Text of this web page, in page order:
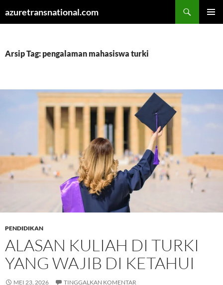
azuretransnational.com
Arsip Tag: pengalaman mahasiswa turki
PENDIDIKAN
ALASAN KULIAH DI TURKI
YANG WAJIB DI KETAHUI
MEI 23, 2026 TINGGALKAN KOMENTAR